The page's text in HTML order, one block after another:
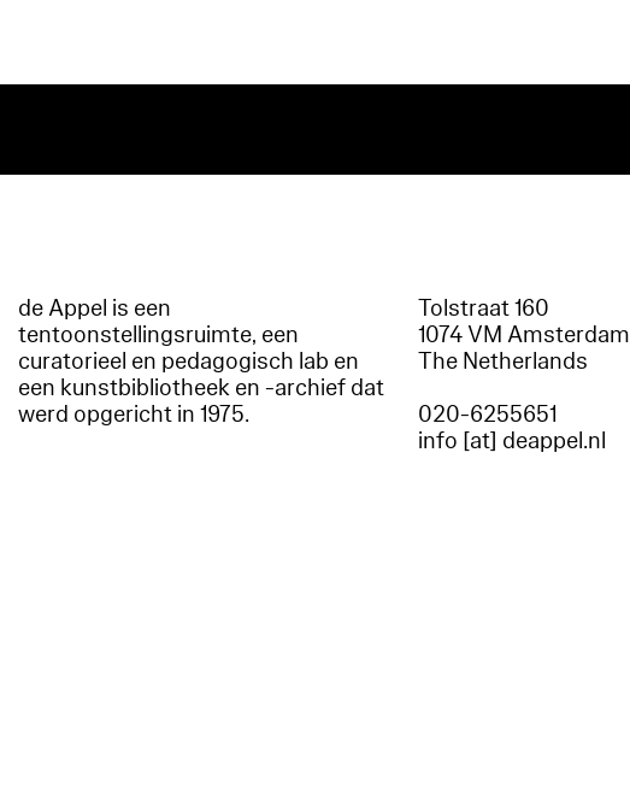
de Appel is een
tentoonstellingsruimte, een
curatorieel en pedagogisch lab en
een kunstbibliotheek en -archief dat
werd opgericht in 1975.
Tolstraat 160
1074 VM Amsterdam
The Netherlands
020-6255651
info [at] deappel.nl